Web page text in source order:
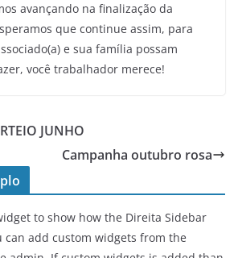
avançando na finalização da
que continue assim, para
e sua família possam
você trabalhador merece!
JUNHO
Campanha outubro rosa
to show how the Direita Sidebar
can add custom widgets from the